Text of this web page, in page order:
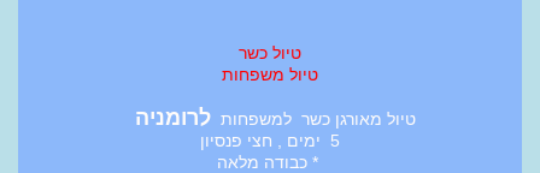
טיול כשר
טיול משפחות
טיול מאורגן כשר למשפחותלרומניה
5 ימים , חצי פנסיון
* כבודה מלאה